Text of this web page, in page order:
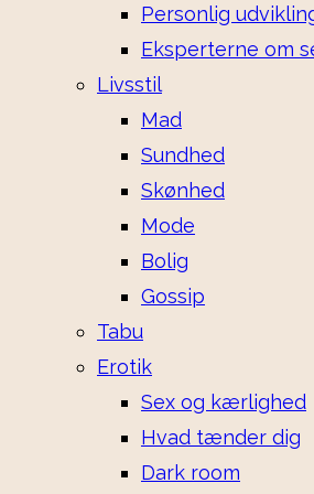
Personlig
Eksperterne om
Livsstil
Mad
Sundhed
Skønhed
Mode
Bolig
Gossip
Tabu
Erotik
Sex og kærlighed
Hvad tænder dig
Dark room